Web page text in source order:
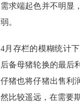
需求端起色并不明显
弱。
4月存栏的模糊统计
后备母猪轮换的最后
仔猪也将仔猪出售利
然比较遥远，在需要